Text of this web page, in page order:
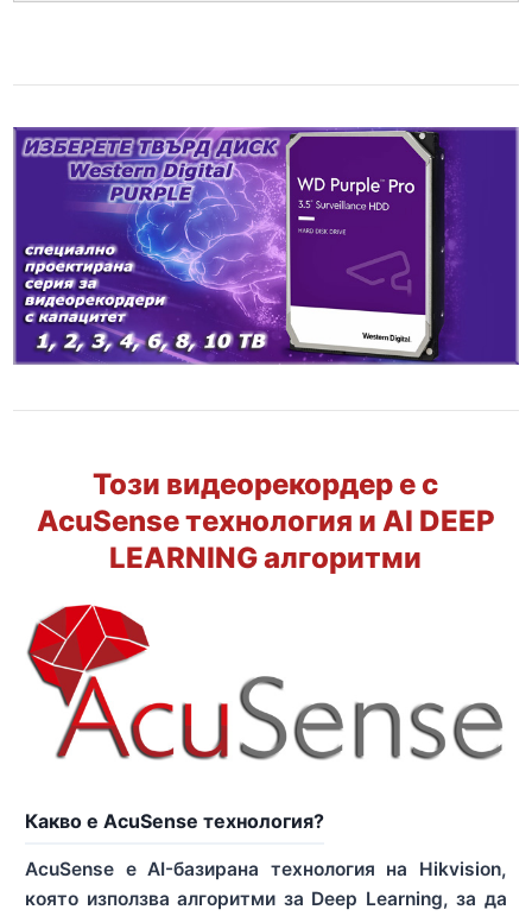
Този видеорекордер е с
AcuSense технология и AI DEEP
LEARNING алгоритми
Какво е AcuSense технология?
AcuSense е AI-базирана технология на Hikvision,
която използва алгоритми за Deep Learning, за да